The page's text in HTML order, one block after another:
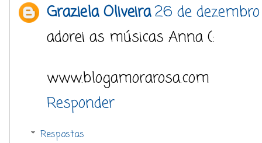
Graziela Oliveira26 de
adorei as músicas Anna (:
www.blogamorarosa.com
Responder
Respostas